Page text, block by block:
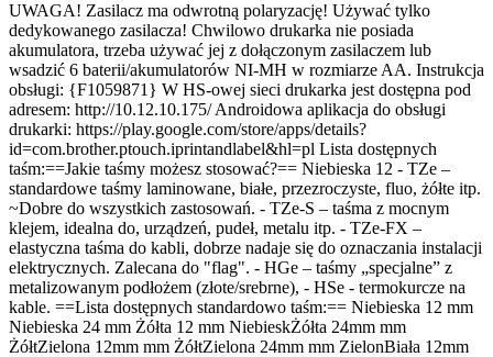
UWAGA! Zasilacz ma odwrotną polaryzację! Używać tylko
dedykowanego zasilacza! Chwilowo drukarka nie posiada
akumulatora, trzeba używać jej z dołączonym zasilaczem lub
wsadzić 6 baterii/akumulatorów NI-MH w rozmiarze AA. Instrukcja
obsługi: {F1059871} W HS-owej sieci drukarka jest dostępna pod
adresem: http://10.12.10.175/Androidowa aplikacja do obsługi
drukarki: https://play.google.com/store/apps/details?
id=com.brother.ptouch.iprintandlabel&hl=pl Lista dostępnych
taśm:==Jakie taśmy możesz stosować?== Niebieska 12 - TZe –
standardowe taśmy laminowane, białe, przezroczyste, fluo, żółte itp.
~Dobre do wszystkich zastosowań. - TZe‑S – taśma z mocnym
klejem, idealna do, urządzeń, pudeł, metalu itp. - TZe‑FX –
elastyczna taśma do kabli, dobrze nadaje się do oznaczania instalacji
elektrycznych. Zalecana do "flag". - HGe – taśmy „specjalne” z
metalizowanym podłożem (złote/srebrne), - HSe - termokurcze na
kable. ==Lista dostępnych standardowo taśm:== Niebieska 12 mm
Niebieska 24 mm Żółta 12 mm NiebieskŻółta 24mm mm
ŻółtZielona 12mm mm ŻółtZielona 24mm mm ZielonBiała 12mm